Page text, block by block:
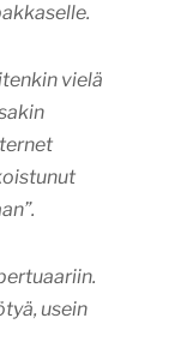
vielä
usein